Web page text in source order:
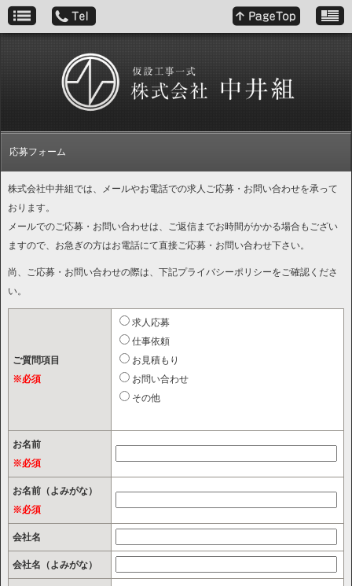
応募フォーム
株式会社中井組では、メールやお電話での求人ご応募・お問い合わせを承って
おります。
メールでのご応募・お問い合わせは、ご返信までお時間がかかる場合もござい
ますので、お急ぎの方はお電話にて直接ご応募・お問い合わせ下さい。
尚、ご応募・お問い合わせの際は、下記プライバシーポリシーをご確認くださ
い。
ご質問項目
※必須
求人応募
仕事依頼
お見積もり
お問い合わせ
その他
お名前
※必須
お名前（よみがな）
※必須
会社名
会社名（よみがな）